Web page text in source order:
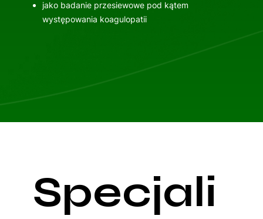
jako badanie przesiewowe pod kątem
występowania koagulopatii
Specjali